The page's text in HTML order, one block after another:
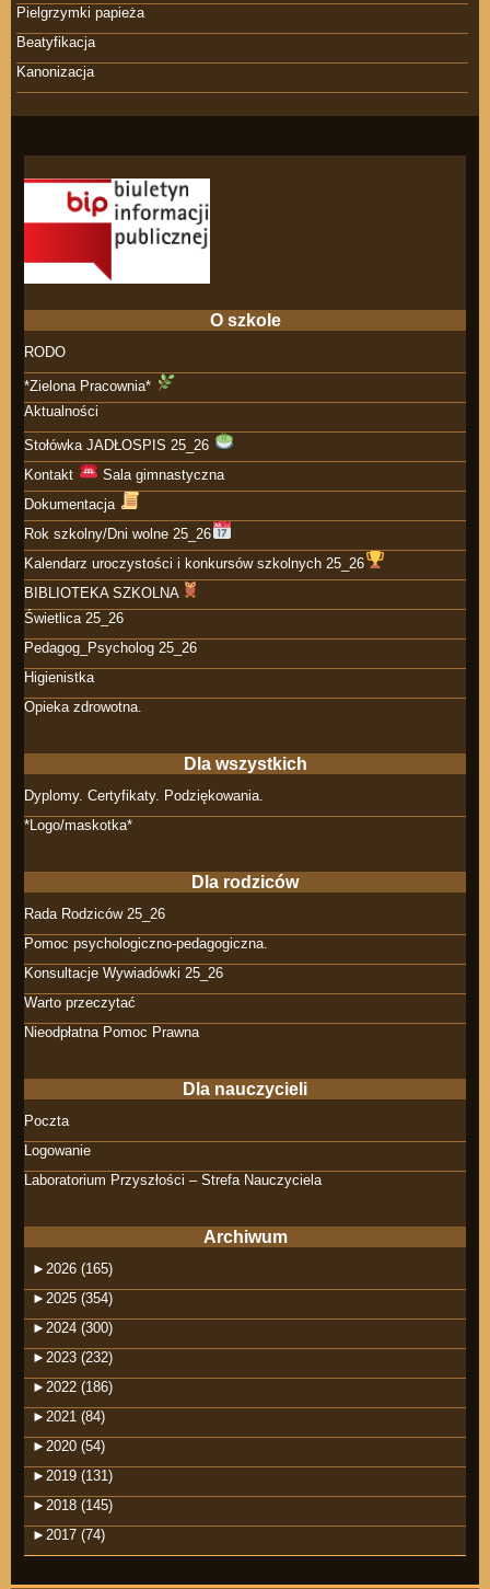
Pielgrzymki papieża
Beatyfikacja
Kanonizacja
O szkole
RODO
*Zielona Pracownia*
Aktualności
Stołówka JADŁOSPIS 25_26
Kontakt
Sala gimnastyczna
Dokumentacja
Rok szkolny/Dni wolne 25_26
Kalendarz uroczystości i konkursów szkolnych 25_26
BIBLIOTEKA SZKOLNA
Świetlica 25_26
Pedagog_Psycholog 25_26
Higienistka
Opieka zdrowotna.
Dla wszystkich
Dyplomy. Certyfikaty. Podziękowania.
*Logo/maskotka*
Dla rodziców
Rada Rodziców 25_26
Pomoc psychologiczno-pedagogiczna.
Konsultacje Wywiadówki 25_26
Warto przeczytać
Nieodpłatna Pomoc Prawna
Dla nauczycieli
Poczta
Logowanie
Laboratorium Przyszłości – Strefa Nauczyciela
Archiwum
► 2026 (165)
► 2025 (354)
► 2024 (300)
► 2023 (232)
► 2022 (186)
► 2021 (84)
► 2020 (54)
► 2019 (131)
► 2018 (145)
► 2017 (74)